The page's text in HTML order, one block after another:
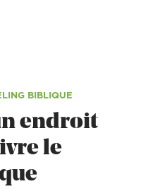
BIBLIQUE
endroit
le